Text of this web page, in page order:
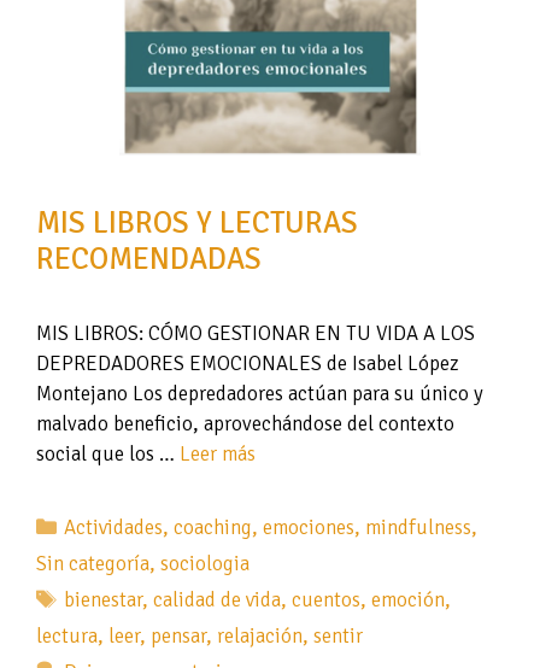
MIS LIBROS Y LECTURAS
RECOMENDADAS
MIS LIBROS: CÓMO GESTIONAR EN TU VIDA A LOS
DEPREDADORES EMOCIONALES de Isabel López
Montejano Los depredadores actúan para su único y
malvado beneficio, aprovechándose del contexto
social que los … Leer más
Categorías
Actividades,coaching,emociones, mindfulness,
Sin categoría, sociologia
Etiquetas
bienestar,calidad de vida,cuentos,emoción,
lectura, leer, pensar, relajación, sentir